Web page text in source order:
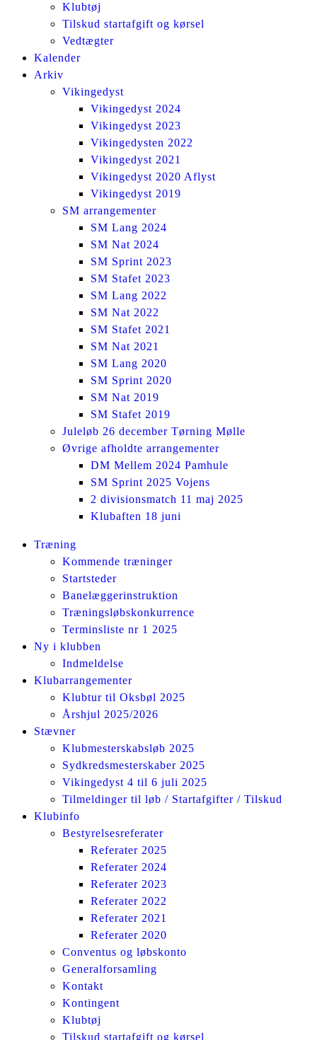
Klubtøj
Tilskud startafgift og kørsel
Vedtægter
Kalender
Arkiv
Vikingedyst
Vikingedyst 2024
Vikingedyst 2023
Vikingedysten 2022
Vikingedyst 2021
Vikingedyst 2020 Aflyst
Vikingedyst 2019
SM arrangementer
SM Lang 2024
SM Nat 2024
SM Sprint 2023
SM Stafet 2023
SM Lang 2022
SM Nat 2022
SM Stafet 2021
SM Nat 2021
SM Lang 2020
SM Sprint 2020
SM Nat 2019
SM Stafet 2019
Juleløb 26 december Tørning Mølle
Øvrige afholdte arrangementer
DM Mellem 2024 Pamhule
SM Sprint 2025 Vojens
2 divisionsmatch 11 maj 2025
Klubaften 18 juni
Facebook
InstagramTræning
Kommende træninger
Startsteder
Banelæggerinstruktion
Træningsløbskonkurrence
Terminsliste nr 1 2025
Ny i klubben
Indmeldelse
Klubarrangementer
Klubtur til Oksbøl 2025
Årshjul 2025/2026
Stævner
Klubmesterskabsløb 2025
Sydkredsmesterskaber 2025
Vikingedyst 4 til 6 juli 2025
Tilmeldinger til løb / Startafgifter / Tilskud
Klubinfo
Bestyrelsesreferater
Referater 2025
Referater 2024
Referater 2023
Referater 2022
Referater 2021
Referater 2020
Conventus og løbskonto
Generalforsamling
Kontakt
Kontingent
Klubtøj
Tilskud startafgift og kørsel